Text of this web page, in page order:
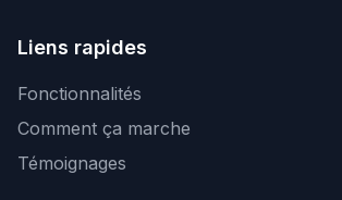
Liens rapides
Fonctionnalités
Comment ça marche
Témoignages